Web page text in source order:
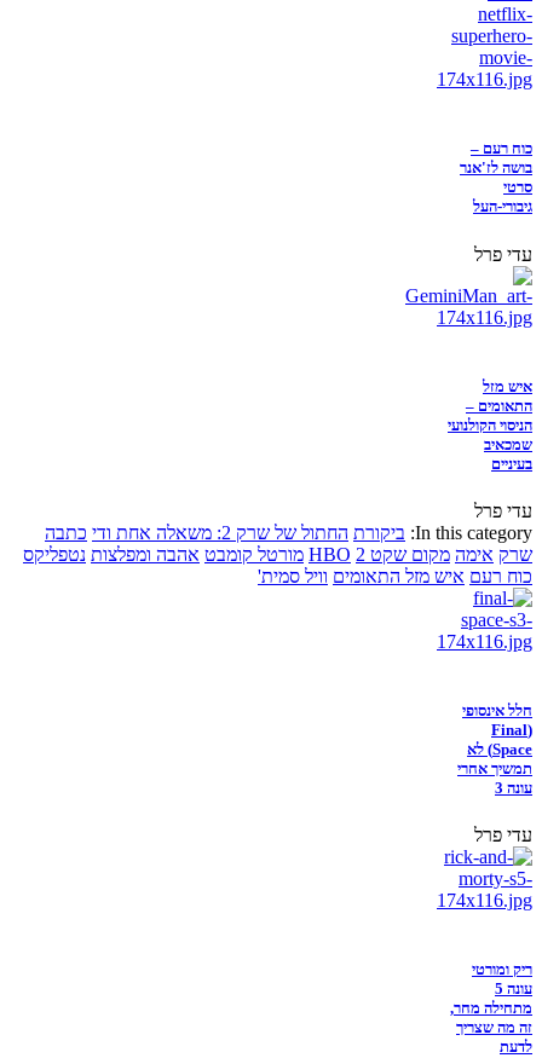
כוח רעם –
בושה לז'אנר
סרטי
גיבורי-העל
עדי פרל
איש מזל
התאומים –
הניסוי הקולנועי
שמכאיב
בעיניים
עדי פרל
In this category: ביקורת החתול של שרק 2: משאלה אחת ודי
כתבה
שרק אימה מקום שקט 2 HBO מורטל קומבט אהבה ומפלצות נטפליקס
כוח רעם איש מזל התאומים וויל סמית'
חלל אינסופי
(Final
Space) לא
תמשיך אחרי
עונה 3
עדי פרל
ריק ומורטי
עונה 5
מתחילה מחר,
זה מה שצריך
לדעת